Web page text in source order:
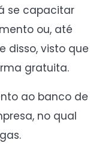
se capacitar
ou, até
disso, visto que
gratuita.
ao banco de
no qual